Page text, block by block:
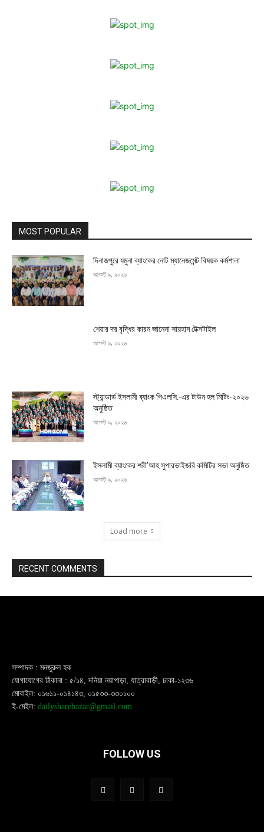
MOST POPULAR
দিনাজপুরে যমুনা ব্যাংকের নোট ম্যানেজমেন্ট বিষয়ক কর্মশালা
আগস্ট ৯, ২০২৬
শেয়ার দর বৃদ্ধির কারন জানেনা সায়হাম টেক্সটাইল
আগস্ট ৯, ২০২৬
স্ট্যান্ডার্ড ইসলামী ব্যাংক পিএলসি.-এর টাউন হল মিটিং-২০২৬
অনুষ্ঠিত
আগস্ট ৯, ২০২৬
ইসলামী ব্যাংকের শরী’আহ সুপারভাইজরি কমিটির সভা অনুষ্ঠিত
আগস্ট ৯, ২০২৬
Load more
RECENT COMMENTS
সম্পাদক : মনজুরুল হক
যোগাযোগের ঠিকানা : ৫/১৪, দনিয়া নয়াপাড়া, যাত্রাবাড়ী, ঢাকা-১২৩৬
মোবাইল: ০১৬১১-০১৪১৪৩, ০১৫৩৩-৩৩০১০০
ই-মেইল: dailysharebazar@gmail.com
FOLLOW US